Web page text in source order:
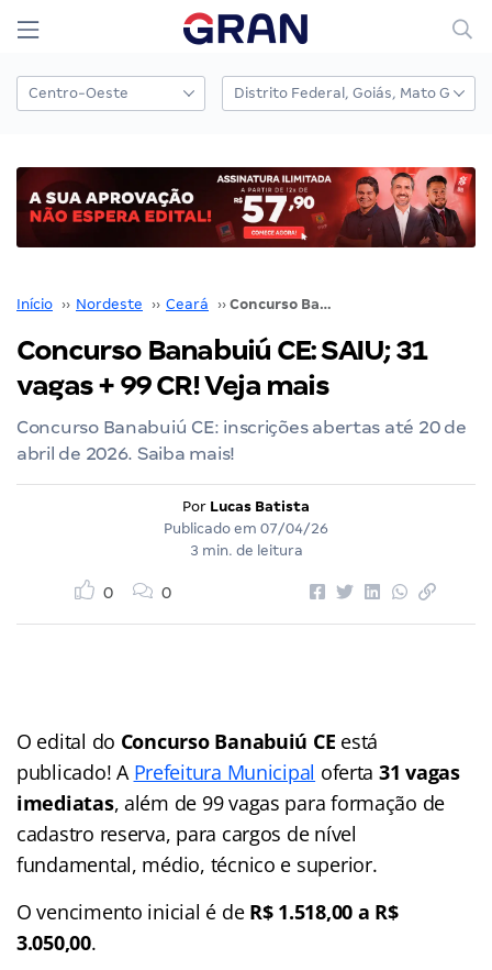
Início ›› Nordeste ›› Ceará ›› Concurso Banabuiú CE: SAIU; 31 vagas + 99 CR! Veja mais
Concurso Banabuiú CE: SAIU; 31
vagas + 99 CR! Veja mais
Concurso Banabuiú CE: inscrições abertas até 20 de
abril de 2026. Saiba mais!
Por Lucas Batista
Publicado em 07/04/26
3 min. de leitura
0 0
O edital do Concurso Banabuiú CE está
publicado! A Prefeitura Municipal oferta 31 vagas
imediatas, além de 99 vagas para formação de
cadastro reserva, para cargos de nível
fundamental, médio, técnico e superior.
O vencimento inicial é de R$ 1.518,00 a R$
3.050,00.